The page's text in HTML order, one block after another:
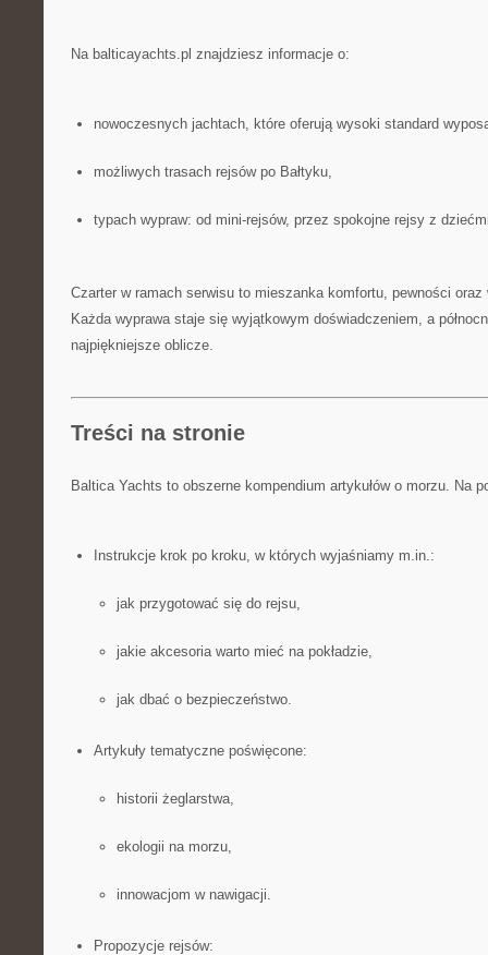
Na balticayachts.pl znajdziesz informacje o:
nowoczesnych jachtach, które oferują wysoki standard
możliwych trasach rejsów po Bałtyku,
typach wypraw: od mini-rejsów, przez spokojne rejsy z
Czarter w ramach serwisu to mieszanka komfortu, pewności
Każda wyprawa staje się wyjątkowym doświadczeniem, a
najpiękniejsze oblicze.
Treści na stronie
Baltica Yachts to obszerne kompendium artykułów o morzu. Na
Instrukcje krok po kroku, w których wyjaśniamy m.in.:
jak przygotować się do rejsu,
jakie akcesoria warto mieć na pokładzie,
jak dbać o bezpieczeństwo.
Artykuły tematyczne poświęcone:
historii żeglarstwa,
ekologii na morzu,
innowacjom w nawigacji.
Propozycje rejsów: